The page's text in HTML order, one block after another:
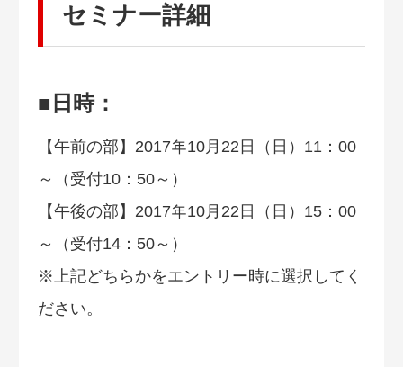
セミナー詳細
■日時：
【午前の部】2017年10月22日（日）11：00
～（受付10：50～）
【午後の部】2017年10月22日（日）15：00
～（受付14：50～）
※上記どちらかをエントリー時に選択してく
ださい。